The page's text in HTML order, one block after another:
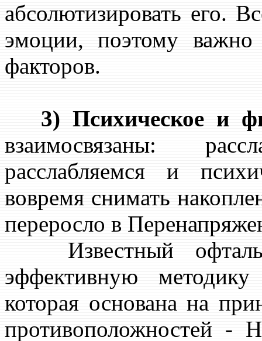
абсолютизировать его.
эмоции, поэтому
факторов.
3) Психическое и
взаимосвязаны:
расслабляемся и
вовремя снимать
переросло в
Известный
эффективную
которая основана на
противоположностей -